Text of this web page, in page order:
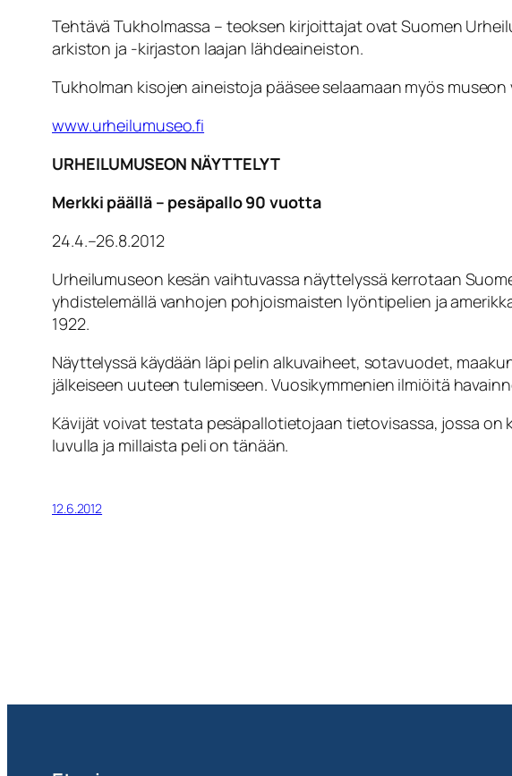
Tehtävä Tukholmassa – teoksen kirjoittajat ovat Suomen
arkiston ja -kirjaston laajan lähdeaineiston.
Tukholman kisojen aineistoja pääsee selaamaan myös
www.urheilumuseo.fi
URHEILUMUSEON NÄYTTELYT
Merkki päällä – pesäpallo 90 vuotta
24.4.–26.8.2012
Urheilumuseon kesän vaihtuvassa näyttelyssä kerrotaan
yhdistelemällä vanhojen pohjoismaisten lyöntipelien ja
1922.
Näyttelyssä käydään läpi pelin alkuvaiheet, sotavuodet,
jälkeiseen uuteen tulemiseen. Vuosikymmenien ilmiöitä
Kävijät voivat testata pesäpallotietojaan tietovisassa, jossa
luvulla ja millaista peli on tänään.
12.6.2012